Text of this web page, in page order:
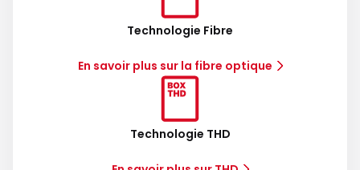
Technologie Fibre
En savoir plus sur la fibre optique
Technologie THD